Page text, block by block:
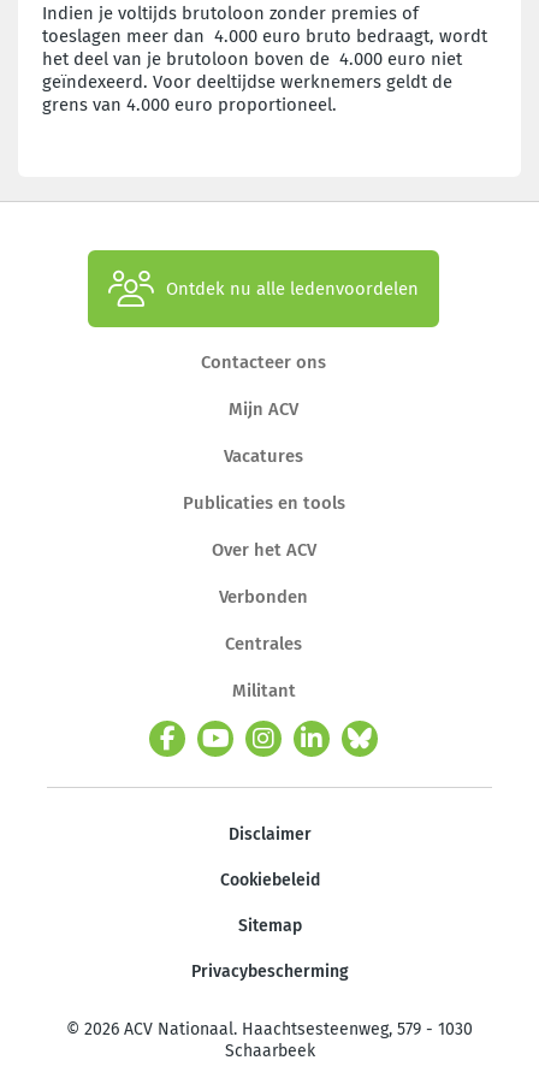
Indien je voltijds brutoloon zonder premies of
toeslagen meer dan 4.000 euro bruto bedraagt, wordt
het deel van je brutoloon boven de 4.000 euro niet
geïndexeerd. Voor deeltijdse werknemers geldt de
grens van 4.000 euro proportioneel.
Ontdek nu alle ledenvoordelen
Contacteer ons
Mijn ACV
Vacatures
Publicaties en tools
Over het ACV
Verbonden
Centrales
Militant
Disclaimer
Cookiebeleid
Sitemap
Privacybescherming
© 2026 ACV Nationaal. Haachtsesteenweg, 579 - 1030
Schaarbeek